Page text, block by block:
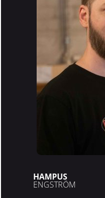
HAMPUS
ENGSTRÖM